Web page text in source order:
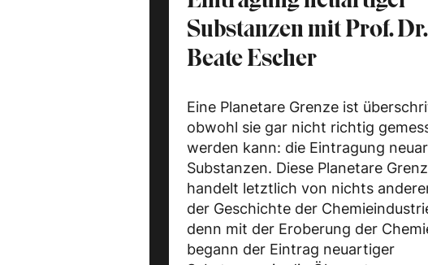
Substanzen mit Prof. Dr.
Beate Escher
Eine Planetare Grenze ist
obwohl sie gar nicht richtig
werden kann: die Eintragung
Substanzen. Diese Planetare
handelt letztlich von nichts
der Geschichte der
denn mit der Eroberung der
begann der Eintrag neuartiger